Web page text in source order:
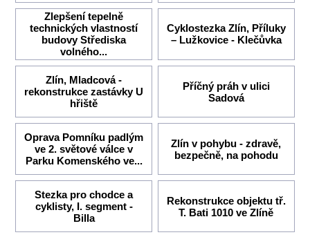
Zlepšení tepelně
technických vlastností
budovy Střediska
volného...
Cyklostezka Zlín, Příluky
– Lužkovice - Klečůvka
Zlín, Mladcová -
rekonstrukce zastávky U
hřiště
Příčný práh v ulici
Sadová
Oprava Pomníku padlým
ve 2. světové válce v
Parku Komenského ve...
Zlín v pohybu - zdravě,
bezpečně, na pohodu
Stezka pro chodce a
cyklisty, I. segment -
Billa
Rekonstrukce objektu tř.
T. Bati 1010 ve Zlíně